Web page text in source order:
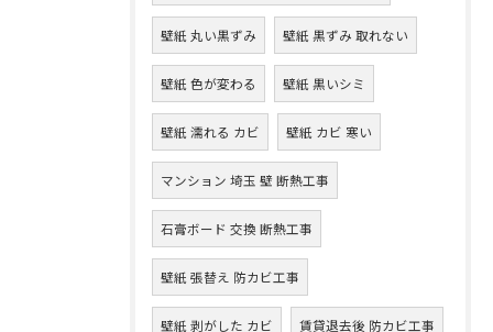
壁紙 丸い黒ずみ 壁紙 黒ずみ 取れない
壁紙 色が変わる 壁紙 黒いシミ
壁紙 濡れる カビ 壁紙 カビ 寒い
マンション 埼玉 壁 断熱工事
石膏ボード 交換 断熱工事
壁紙 張替え 防カビ工事
壁紙 剥がした カビ 賃貸退去後 防カビ工事